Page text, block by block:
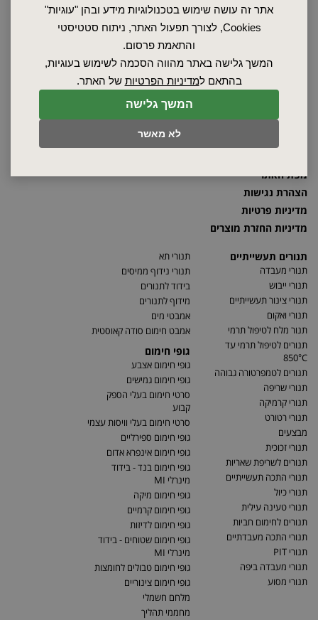
המשך גלישה
לא מאשר
אתר זה עושה שימוש בטכנולוגיות מידע ובהן "עוגיות"
Cookies, לצורך תפעול האתר, ניתוח סטטיסטי
והתאמת פרסום.
המשך גלישה באתר מהווה הסכמה לשימוש בעוגיות,
בהתאם למדיניות הפרטיות של האתר.
שרות ותחזוקה
סרטונים
מפת האתר
הצהרת נגישות
מדיניות פרטיות
מדיניות החזרת מוצרים
תנורים תעשייתיים
תנורי מעבדה
תנורי ייבוש
תנורי צינור תעשייתיים
תנורי ואקום
תנור מלח לטיפול תרמי
תנורים לטיפול תרמי עד
850°C
תנורים לטמפרטורה גבוהה
תנורי שריפה
תנורי קרמיקה
תנורי רטורט
מבצעים
תנורי זכוכית
תנורים לשריפת שאריות
תנורי התכה תעשייתיים
תנורי כיול
תנורי טעינה עילית
תנורים לחימום חביות
תנורי התכה מעבדתיים
תנורי PIT
תנורי מעבדה ביפה
תנורי מסוע
תנורי תא
תנורי נידוף ממיסים
בידוד לתנורים
מידוף לתנורים
אמבטי מים
אמבט חימום סודה קאוסטית
גופי חימום
גופי חימום אצבע
גופי חימום גמישים
סרטי חימום בעלי הספק
קבוע
סרטי חימום בעלי וויסות עצמי
גופי חימום ספירליים
גופי חימום אינפרא אדום
גופי חימום בנד - בידוד
מינרלי MI
גופי חימום מיקה
גופי חימום קרמיים
גופי חימום לדיזות
גופי חימום שטוחים - בידוד
מינרלי MI
גופי חימום טבולים לחומצות
גופי חימום צינוריים
מלחם חשמלי
מחממי תהליך